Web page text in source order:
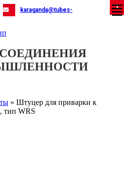
karaganda@tubes-
» Штуцер для приварки к
тип WRS
X
X
X
X
X
X
X
X
X
X
X
X
X
X
X
X
X
X
X